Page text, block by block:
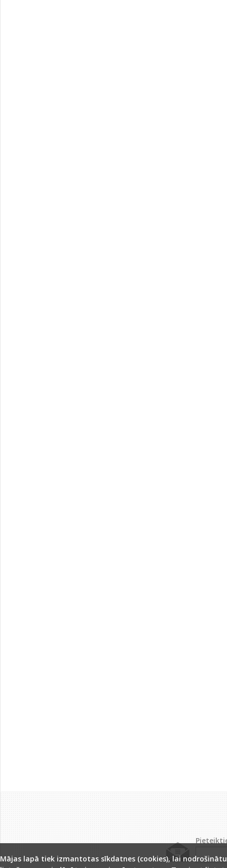
Mājas lapā tiek izmantotas sīkdatnes (cookies), lai